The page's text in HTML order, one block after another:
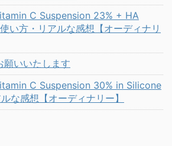
C Suspension 23% + HA
い方・リアルな感想【オーディナリ
願いいたします
C Suspension 30% in Silicone
な感想【オーディナリー】